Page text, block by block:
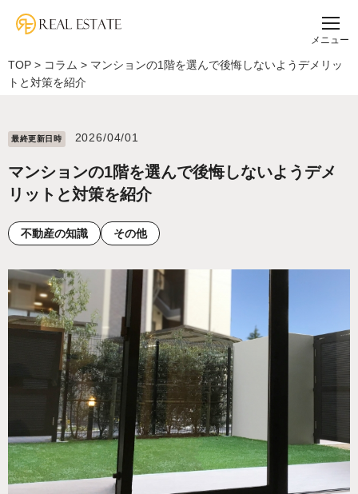
メニュー
TOP > コラム > マンションの1階を選んで後悔しないようデメリッ
トと対策を紹介
最終更新⽇時 2026/04/01
マンションの1階を選んで後悔しないようデメ
リットと対策を紹介
不動産の知識 その他